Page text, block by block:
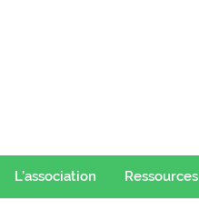
L’association Ressources